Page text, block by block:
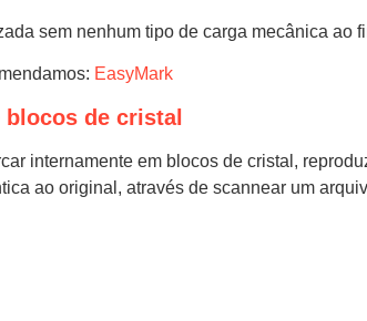
sem nenhum tipo de carga mecânica ao
: EasyMark
de cristal
internamente em blocos de cristal,
ao original, através de scannear um